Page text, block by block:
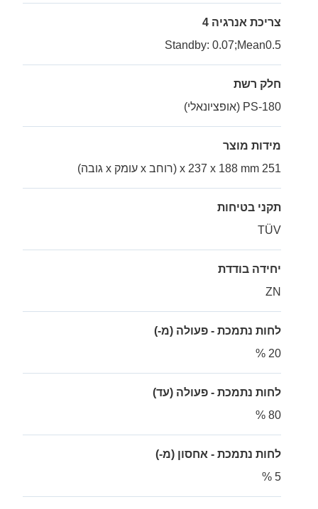
צריכת אנרגיה 4
Standby: 0.07;Mean0.5
חלק רשת
PS-180 (אופציונאלי)
מידות מוצר
251 x 237 x 188 mm (רוחב x עומק x גובה)
תקני בטיחות
TÜV
יחידה בודדת
ZN
לחות נתמכת - פעולה (מ-)
20 %
לחות נתמכת - פעולה (עד)
80 %
לחות נתמכת - אחסון (מ-)
5 %